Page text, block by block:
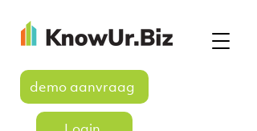
demo aanvraag